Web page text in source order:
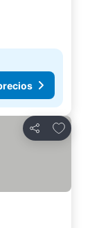
Compartir
Añadir